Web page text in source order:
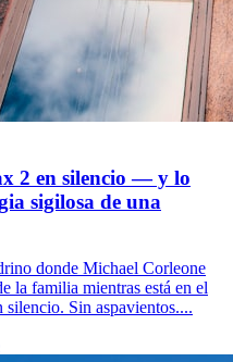
2 en silencio — y lo
sigilosa de una
donde Michael Corleone
la familia mientras está en el
Sin aspavientos....